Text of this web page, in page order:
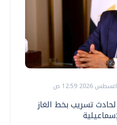
تسريب بخط الغاز